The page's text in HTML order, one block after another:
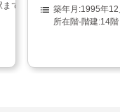
まで 徒歩9分
1995年12
14